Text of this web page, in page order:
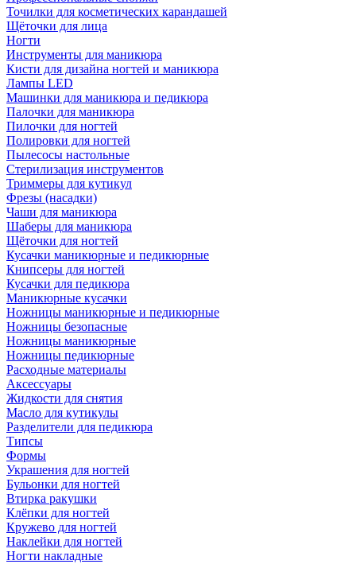
Точилки для косметических карандашей
Щёточки для лица
Ногти
Инструменты для маникюра
Кисти для дизайна ногтей и маникюра
Лампы LED
Машинки для маникюра и педикюра
Палочки для маникюра
Пилочки для ногтей
Полировки для ногтей
Пылесосы настольные
Стерилизация инструментов
Триммеры для кутикул
Фрезы (насадки)
Чаши для маникюра
Шаберы для маникюра
Щёточки для ногтей
Кусачки маникюрные и педикюрные
Книпсеры для ногтей
Кусачки для педикюра
Маникюрные кусачки
Ножницы маникюрные и педикюрные
Ножницы безопасные
Ножницы маникюрные
Ножницы педикюрные
Расходные материалы
Аксессуары
Жидкости для снятия
Масло для кутикулы
Разделители для педикюра
Типсы
Формы
Украшения для ногтей
Бульонки для ногтей
Втирка ракушки
Клёпки для ногтей
Кружево для ногтей
Наклейки для ногтей
Ногти накладные